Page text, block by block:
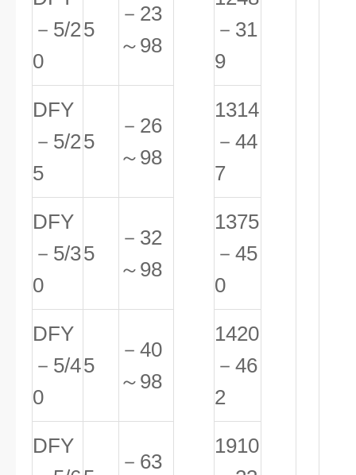
－5/2
0
5
－23
～98
－31
9
DFY
－5/2
5
5
－26
～98
1314
－44
7
DFY
－5/3
0
5
－32
～98
1375
－45
0
DFY
－5/4
0
5
－40
～98
1420
－46
2
DFY
－63
1910